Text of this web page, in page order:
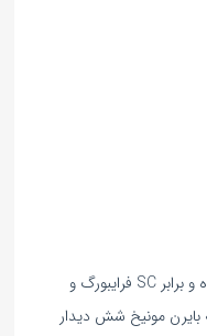
آوگسبورگ در دو دیدار اخیر خود پیروز شده و برابر SC فرایبورگ و
مونیخ شش دیدار